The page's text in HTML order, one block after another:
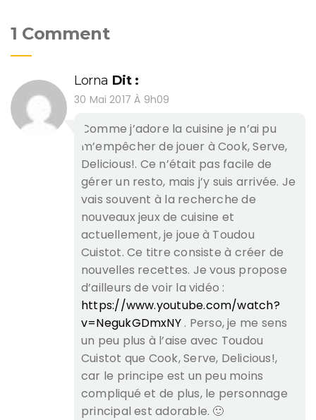
1 Comment
Lorna Dit :
30 Mai 2017 À 9h09
Comme j’adore la cuisine je n’ai pu
m’empêcher de jouer à Cook, Serve,
Delicious!. Ce n’était pas facile de
gérer un resto, mais j’y suis arrivée. Je
vais souvent à la recherche de
nouveaux jeux de cuisine et
actuellement, je joue à Toudou
Cuistot. Ce titre consiste à créer de
nouvelles recettes. Je vous propose
d’ailleurs de voir la vidéo :
https://www.youtube.com/watch?
v=NegukGDmxNY. Perso, je me sens
un peu plus à l’aise avec Toudou
Cuistot que Cook, Serve, Delicious!,
car le principe est un peu moins
compliqué et de plus, le personnage
principal est adorable. 🙂